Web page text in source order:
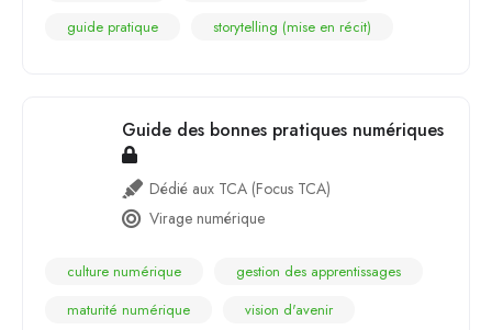
guide pratique
storytelling (mise en récit)
Guide des bonnes pratiques numériques
Dédié aux TCA (Focus TCA)
Virage numérique
culture numérique
gestion des apprentissages
maturité numérique
vision d'avenir